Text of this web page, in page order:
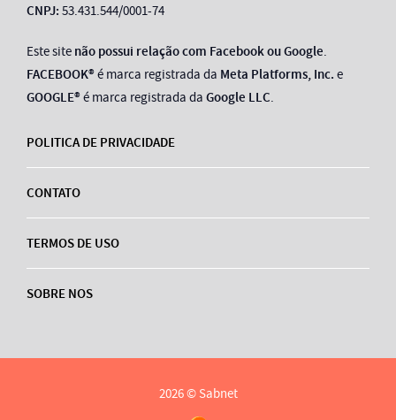
CNPJ: 53.431.544/0001-74
Este site não possui relação com Facebook ou Google.
FACEBOOK®é marca registrada da Meta Platforms, Inc. e
GOOGLE®é marca registrada da Google LLC.
POLITICA DE PRIVACIDADE
CONTATO
TERMOS DE USO
SOBRE NOS
2026 © Sabnet